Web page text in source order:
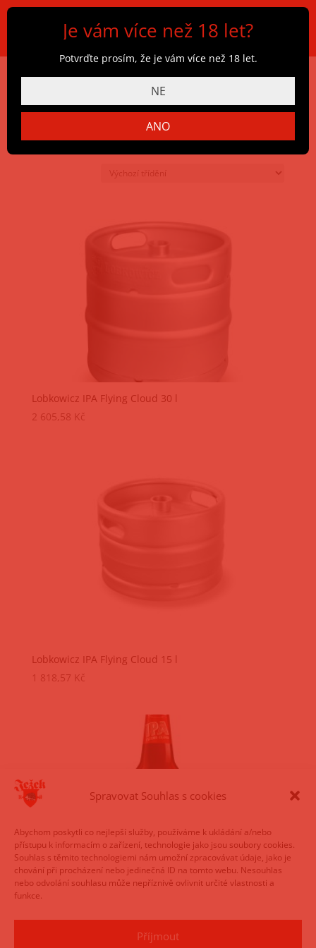
Spravovat Souhlas s cookies
Abychom poskytli co nejlepší služby, používáme k ukládání a/nebo
přístupu k informacím o zařízení, technologie jako jsou soubory cookies.
Souhlas s těmito technologiemi nám umožní zpracovávat údaje, jako je
chování při procházení nebo jedinečná ID na tomto webu. Nesouhlas
nebo odvolání souhlasu může nepříznivě ovlivnit určité vlastnosti a
funkce.
Příjmout
Domů/Obchod/ Vlastnost produktu: Typ piva / Polotmavé
svrchně kvašené výrazné pivo
Lobkowicz IPA Flying Cloud 30 l
2 605,58 Kč
Lobkowicz IPA Flying Cloud 15 l
1 818,57 Kč
Lobkowicz IPA Flying Cloud 20 ks / 0,5 l
Je vám více než 18 let?
Potvrďte prosím, že je vám více než 18 let.
NE
ANO